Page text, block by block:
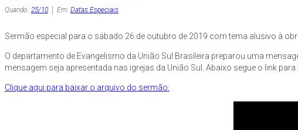
Quando: 25/10 Em: Datas Especiais
Sermão especial para o sábado 26 de outubro de 2019 com tema alusivo à
O departamento de Evangelismo da União Sul Brasileira preparou uma
mensagem seja apresentada nas igrejas da União Sul. Abaixo segue o link
Clique aqui para baixar o arquivo do sermão: